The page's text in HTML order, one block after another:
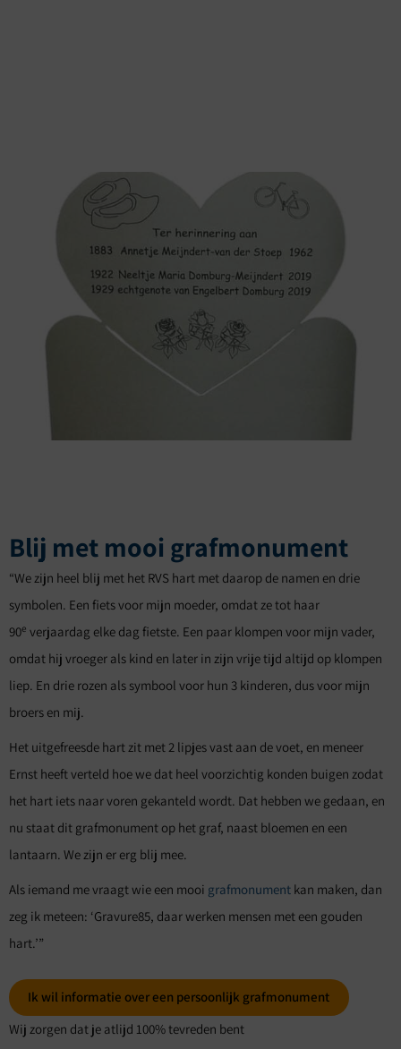
Blij met mooi grafmonument
“We zijn heel blij met het RVS hart met daarop de namen en drie
symbolen. Een fiets voor mijn moeder, omdat ze tot haar
90e verjaardag elke dag fietste. Een paar klompen voor mijn vader,
omdat hij vroeger als kind en later in zijn vrije tijd altijd op klompen
liep. En drie rozen als symbool voor hun 3 kinderen, dus voor mijn
broers en mij.
Het uitgefreesde hart zit met 2 lipjes vast aan de voet, en meneer
Ernst heeft verteld hoe we dat heel voorzichtig konden buigen zodat
het hart iets naar voren gekanteld wordt. Dat hebben we gedaan, en
nu staat dit grafmonument op het graf, naast bloemen en een
lantaarn. We zijn er erg blij mee.
Als iemand me vraagt wie een mooi grafmonument kan maken, dan
zeg ik meteen: ‘Gravure85, daar werken mensen met een gouden
hart.’”
Ik wil informatie over een persoonlijk grafmonument
Wij zorgen dat je atlijd 100% tevreden bent